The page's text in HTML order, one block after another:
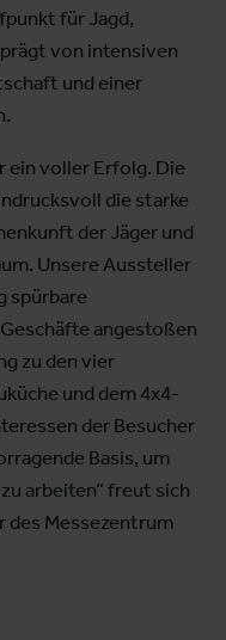
für Jagd,
von intensiven
und einer
ein voller Erfolg. Die
die starke
der Jäger und
Unsere Aussteller
spürbare
angestoßen
zu den vier
und dem 4x4-
der Besucher
Basis, um
arbeiten“ freut sich
des Messezentrum